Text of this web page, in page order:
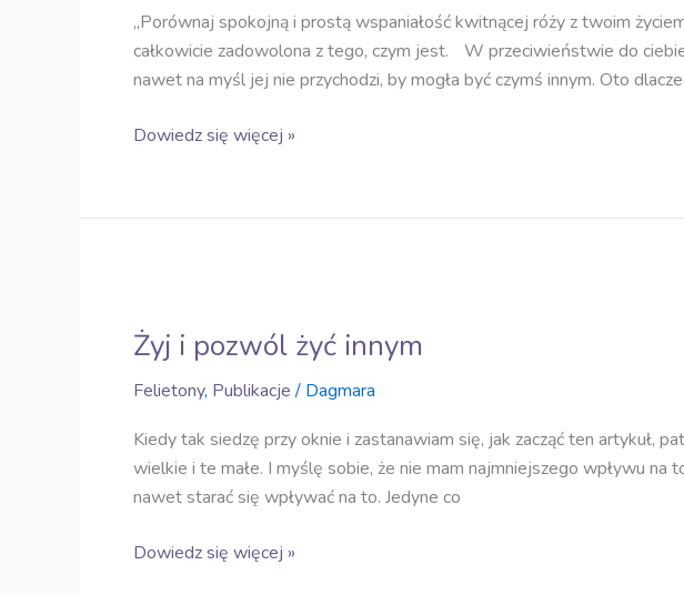
„Porównaj spokojną i prostą wspaniałość kwitnącej róży z twoim
całkowicie zadowolona z tego, czym jest. W przeciwieństwie do
nawet na myśl jej nie przychodzi, by mogła być czymś innym. Oto
Dowiedz się więcej »
Żyj i pozwól żyć innym
Felietony, Publikacje/ Dagmara
Kiedy tak siedzę przy oknie i zastanawiam się, jak zacząć ten artykuł,
wielkie i te małe. I myślę sobie, że nie mam najmniejszego wpływu na
nawet starać się wpływać na to. Jedyne co
pozwól
innym
Dowiedz się więcej »